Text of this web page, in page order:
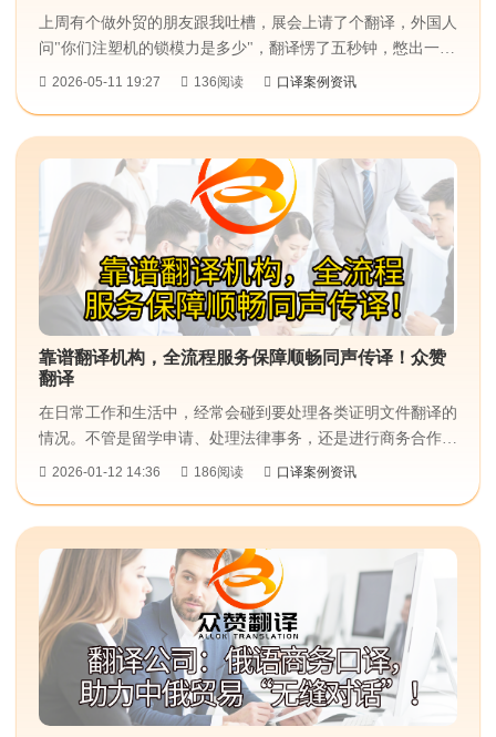
上周有个做外贸的朋友跟我吐槽，展会上请了个翻译，外国人
问"你们注塑机的锁模力是多少"，翻译愣了五秒钟，憋出一
句"very big"。现场气氛直接冷掉。找翻译公司这事，真不能
2026-05-11 19:27 136阅读 口译案例资讯
靠谱翻译机构，全流程服务保障顺畅同声传译！众赞
翻译
在日常工作和生活中，经常会碰到要处理各类证明文件翻译的
情况。不管是留学申请、处理法律事务，还是进行商务合作，
都少不了准确又规范的翻译，这关系到后续事务能不能顺利推
2026-01-12 14:36 186阅读 口译案例资讯